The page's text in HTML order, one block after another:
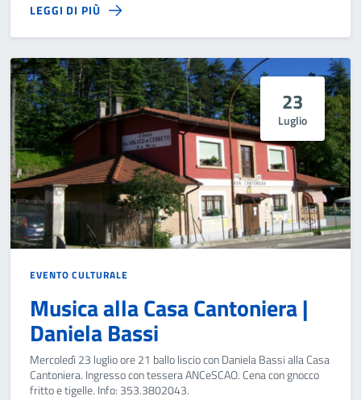
LEGGI DI PIÙ
23
Luglio
EVENTO CULTURALE
Musica alla Casa Cantoniera |
Daniela Bassi
Mercoledì 23 luglio ore 21 ballo liscio con Daniela Bassi alla Casa
Cantoniera. Ingresso con tessera ANCeSCAO. Cena con gnocco
fritto e tigelle. Info: 353.3802043.